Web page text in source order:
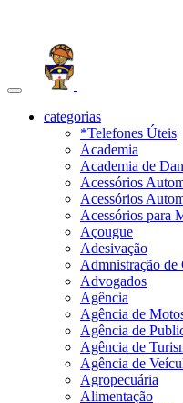
Toggle
navigationcategorias
*Telefones Úteis
Academia
Academia de
Acessórios
Acessórios
Acessórios para
Açougue
Adesivação
Admnistração
Advogados
Agência
Agência de
Agência de
Agência de
Agência de
Agropecuária
Alimentação